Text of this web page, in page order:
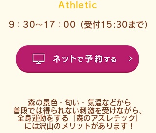
Athletic
​9：30～17：00（受付15:30まで）
森の景色・匂い・気温などから
普段では得られない刺激を受けながら、
全身運動をする「森のアスレチック」
には沢山のメリットがあります！